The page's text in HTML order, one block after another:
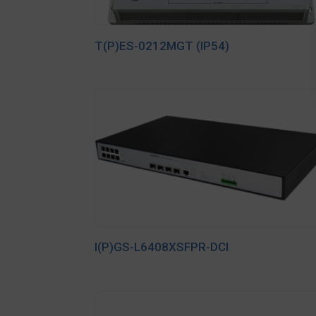
T(P)ES-0212MGT (IP54)
I(P)GS-L6408XSFPR-DCI